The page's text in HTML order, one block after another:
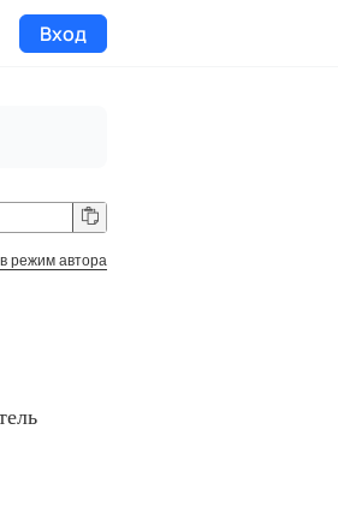
Вход
на проекты
режим автора